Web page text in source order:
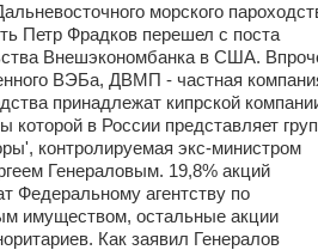
морского
Петр Фрадков перешел с поста
Внешэкономбанка в США.
ВЭБа, ДВМП - частная
принадлежат кипрской
которой в России представляет
контролируемая экс-министром
Генераловым. 19,8% акций
Федеральному агентству по
имуществом, остальные акции
Как заявил Генералов